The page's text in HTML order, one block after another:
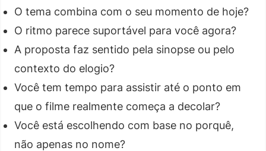
O tema combina com o seu momento de hoje?
O ritmo parece suportável para você agora?
A proposta faz sentido pela sinopse ou pelo
contexto do elogio?
Você tem tempo para assistir até o ponto em
que o filme realmente começa a decolar?
Você está escolhendo com base no porquê,
não apenas no nome?